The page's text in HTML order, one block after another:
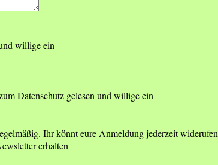
willige ein
Datenschutz gelesen und willige ein
Ihr könnt eure Anmeldung jederzeit widerufen
erhalten